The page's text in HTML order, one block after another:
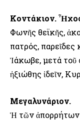
Κοντάκιον.
Φωνῆς θεϊκῆς,
πατρός,
Ἰάκωβε, μετά τοῦ
ἠξιώθης ἰδεῖν,
Μεγαλυνάριον.
Ἡ τῶν ἀπορρήτων